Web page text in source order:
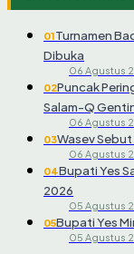
01Turnamen
Dibuka
06 Agustus
02Puncak
Salam-Q
06 Agustus
03Wasev Sebut
06 Agustus
04Bupati Yes
2026
05 Agustus
05Bupati Yes
05 Agustus